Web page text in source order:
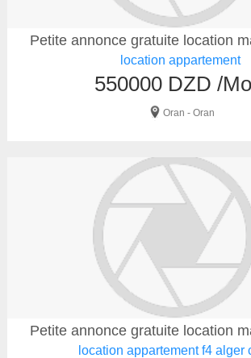
Petite annonce gratuite location
location appartement
550000 DZD /
Oran - Oran
Petite annonce gratuite location
location appartement f4 alger